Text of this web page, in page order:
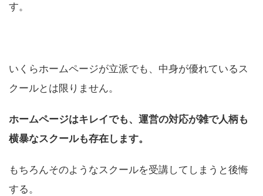
す。
いくらホームページが立派でも、中身が優れているス
クールとは限りません。
ホームページはキレイでも、運営の対応が雑で人柄も
横暴なスクールも存在します。
もちろんそのようなスクールを受講してしまうと後悔
する。